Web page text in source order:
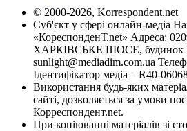
© 2000-2026, Korrespondent.net
Суб'єкт у сфері онлайн-медіа
«КореспонденТ.net» Адреса:
ХАРКІВСЬКЕ ШОСЕ, будинок
sunlight@mediadim.com.ua
Ідентифікатор медіа – R40-
Використання будь-яких
сайті, дозволяється за умови
Корреспондент.net.
При копіюванні матеріалів зі